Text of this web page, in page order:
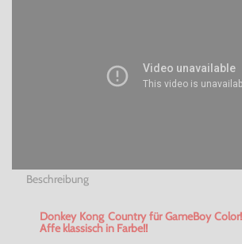
Beschreibung
Donkey Kong Country für GameBoyColor
Affe klassisch in Farbe!!